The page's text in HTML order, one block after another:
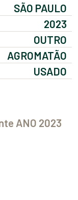
SÃO PAULO
2023
OUTRO
AGROMATÃO
USADO
ANO 2023